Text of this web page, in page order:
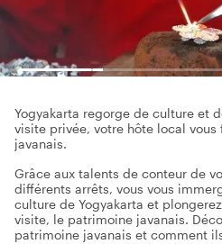
Yogyakarta regorge de culture et
visite privée, votre hôte local
javanais.
Grâce aux talents de conteur de
différents arrêts, vous vous
culture de Yogyakarta et
visite, le patrimoine javanais.
patrimoine javanais et comment